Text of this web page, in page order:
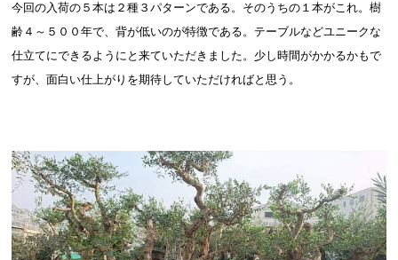
今回の入荷の５本は２種３パターンである。そのうちの１本がこれ。樹
齢４～５００年で、背が低いのが特徴である。テーブルなどユニークな
仕立てにできるようにと来ていただきました。少し時間がかかるかもで
すが、面白い仕上がりを期待していただければと思う。